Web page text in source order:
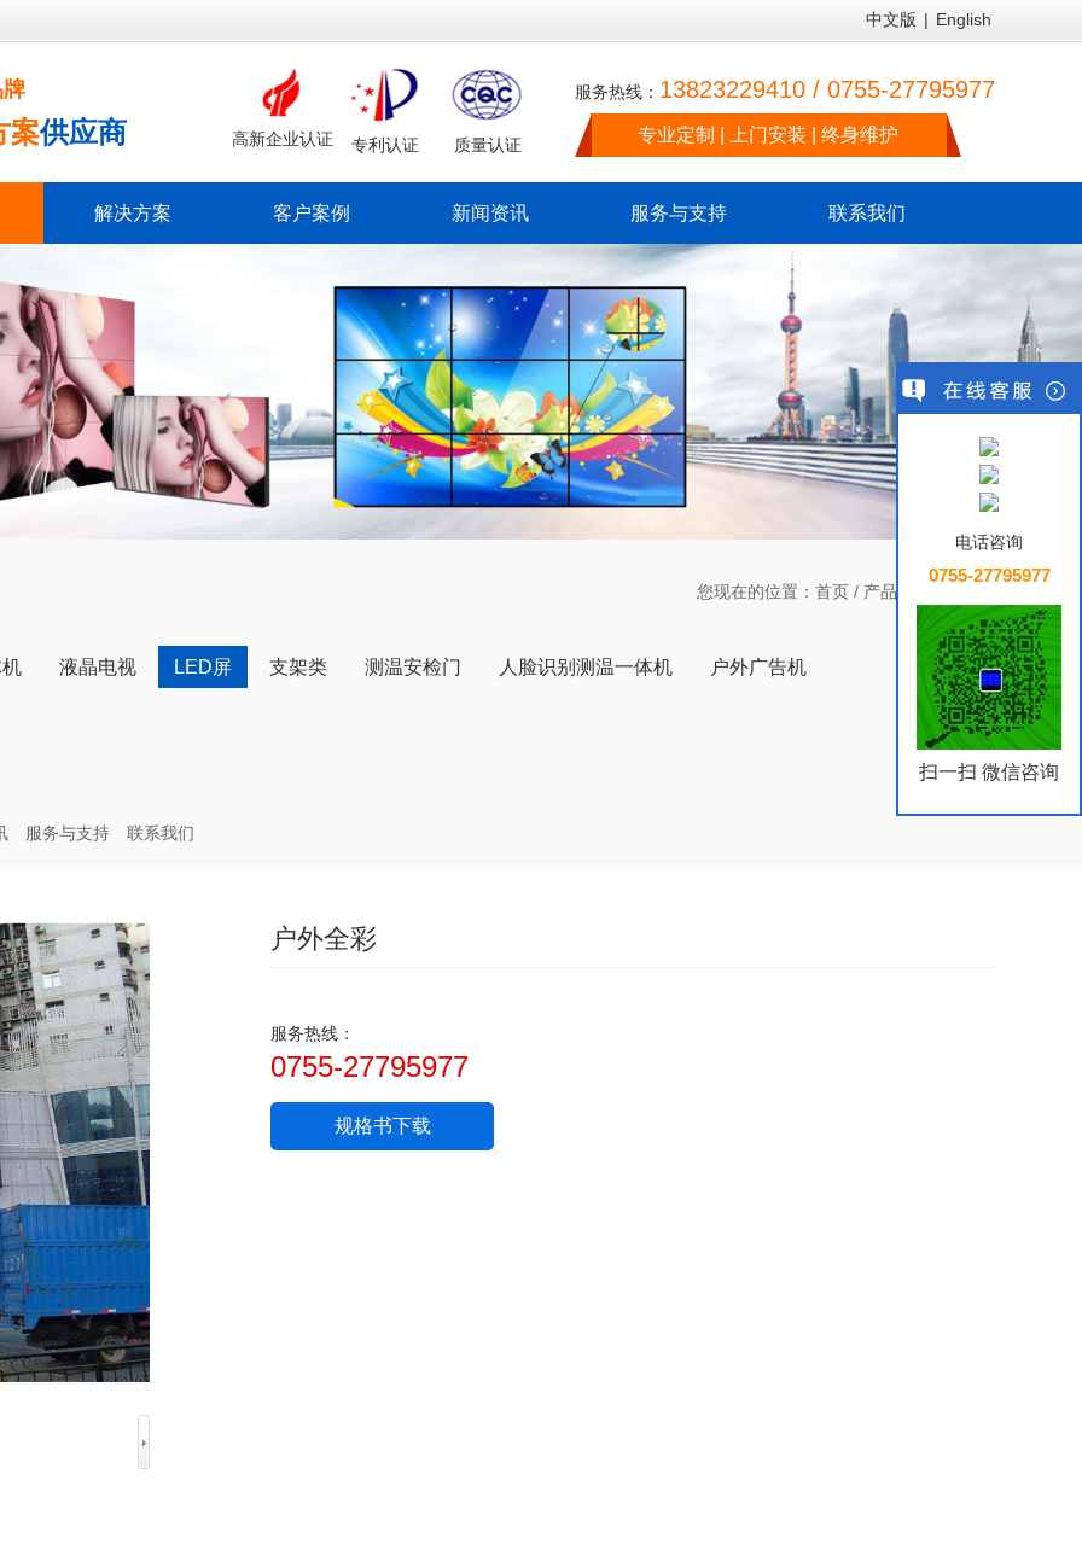
中文版 | English
案供应商 高新企业认证 专利认证 质量认证
服务热线： 13823229410 / 0755-27795977
专业定制 | 上门安装 | 终身维护
解决方案 客户案例 新闻资讯 服务与支持 联系我们
您现在的位置： 首页 / 产品中心
液晶电视 LED屏 支架类 测温安检门 人脸识别测温一体机 户外广告机
服务与支持 联系我们
户外全彩
服务热线：
0755-27795977
规格书下载
电话咨询
0755-27795977
扫一扫 微信咨询